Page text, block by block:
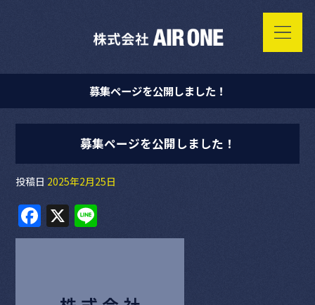
募集ページを公開しました！
募集ページを公開しました！
投稿日 2025年2月25日
F
a
X
n